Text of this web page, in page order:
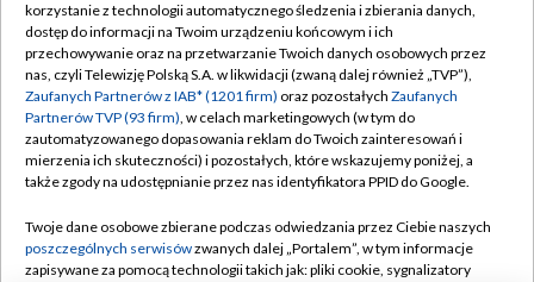
TVP
Abonament TVP
Emisja w TVP
Centrum informacji TVP
Naziemna Telewizja Cyfrowa
Rada Programowa
Regulamin TVP
Polityka prywatności
Moje zgody
Pomoc
Kontakt
korzystanie z technologii automatycznego śledzenia i zbierania danych,
dostęp do informacji na Twoim urządzeniu końcowym i ich
przechowywanie oraz na przetwarzanie Twoich danych osobowych przez
nas, czyli Telewizję Polską S.A. w likwidacji (zwaną dalej również „TVP”),
Zaufanych Partnerów z IAB* (1201 firm) oraz pozostałych Zaufanych
Partnerów TVP (93 firm), w celach marketingowych (w tym do
zautomatyzowanego dopasowania reklam do Twoich zainteresowań i
mierzenia ich skuteczności) i pozostałych, które wskazujemy poniżej, a
także zgody na udostępnianie przez nas identyfikatora PPID do Google.
Twoje dane osobowe zbierane podczas odwiedzania przez Ciebie naszych
poszczególnych serwisówzwanych dalej „Portalem”, w tym informacje
zapisywane za pomocą technologii takich jak: pliki cookie, sygnalizatory